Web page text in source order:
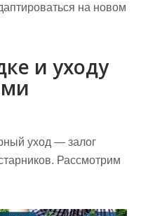
на новом
и уходу
уход — залог
Рассмотрим